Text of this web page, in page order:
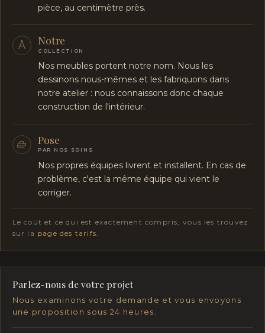
pièce, au centimètre près.
Notre
COLLECTION
Nos meubles portent notre nom. Nous les
dessinons nous-mêmes et les fabriquons dans
notre atelier : nous connaissons donc chaque
construction de l'intérieur.
Pose
PAR NOS SOINS
Nos propres équipes livrent et installent. En cas de
problème, c'est la même équipe qui vient le
corriger.
Le coût et ce qui est exactement compris, vous les trouvez
sur la page des tarifs.
Parlez-nous de votre projet
Nous examinons votre demande et vous envoyons
une proposition sous 24 heures.